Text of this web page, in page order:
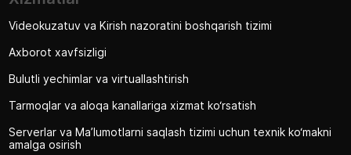
Videokuzatuv va Kirish nazoratini boshqarish tizimi
Axborot xavfsizligi
Bulutli yechimlar va virtuallashtirish
Tarmoqlar va aloqa kanallariga xizmat ko‘rsatish
Serverlar va Ma’lumotlarni saqlash tizimi uchun texnik ko‘makni
amalga osirish